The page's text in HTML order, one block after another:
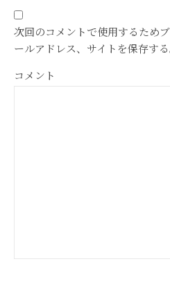
次回のコメントで使用するため
ールアドレス、サイトを保存する
コメント